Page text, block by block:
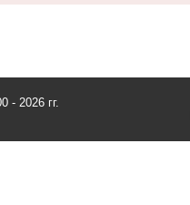
- 2026 гг.